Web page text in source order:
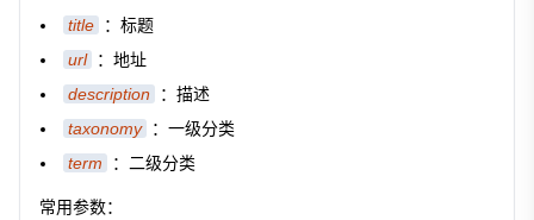
title
：标题
url
：地址
description
：描述
taxonomy
：一级分类
term
：二级分类
常用参数：